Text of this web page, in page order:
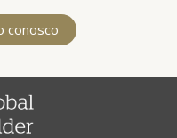
conosco